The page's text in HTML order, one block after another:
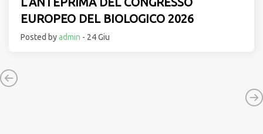
EUROPEO DEL BIOLOGICO 2026
Posted byadmin - 24 Giu